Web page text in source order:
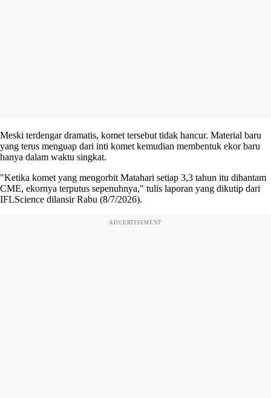
Meski terdengar dramatis, komet tersebut tidak hancur. Material baru
yang terus menguap dari inti komet kemudian membentuk ekor baru
hanya dalam waktu singkat.
"Ketika komet yang mengorbit Matahari setiap 3,3 tahun itu dihantam
CME, ekornya terputus sepenuhnya," tulis laporan yang dikutip dari
IFLScience dilansir Rabu (8/7/2026).
ADVERTISEMENT